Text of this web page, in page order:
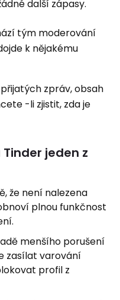
další zápasy.
tým moderování
k nějakému
zpráv, obsah
-li zjistit, zda je
jeden z
že není nalezena
plnou funkčnost
menšího porušení
zasílat varování
profil z